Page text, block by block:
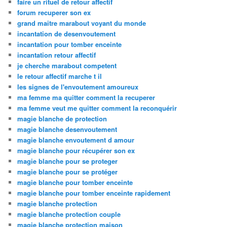
faire un rituel de retour affectif
forum recuperer son ex
grand maitre marabout voyant du monde
incantation de desenvoutement
incantation pour tomber enceinte
incantation retour affectif
je cherche marabout competent
le retour affectif marche t il
les signes de l'envoutement amoureux
ma femme ma quitter comment la recuperer
ma femme veut me quitter comment la reconquérir
magie blanche de protection
magie blanche desenvoutement
magie blanche envoutement d amour
magie blanche pour récupérer son ex
magie blanche pour se proteger
magie blanche pour se protéger
magie blanche pour tomber enceinte
magie blanche pour tomber enceinte rapidement
magie blanche protection
magie blanche protection couple
magie blanche protection maison